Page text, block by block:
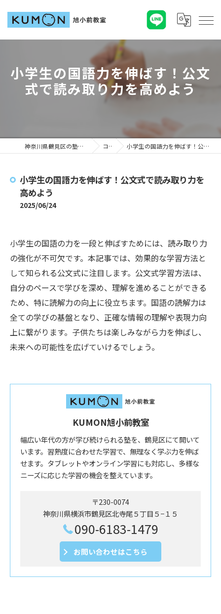
小学生の国語力を伸ばす！公文
式で読み取り力を高めよう
神奈川県鶴見区の塾ならKUMON旭小前教室 コラム 小学生の国語力を伸ばす！公文式で読み取り力を高めよう
小学生の国語力を伸ばす！公文式で読み取り力を
高めよう
2025/06/24
小学生の国語の力を一段と伸ばすためには、読み取り力
の強化が不可欠です。本記事では、効果的な学習方法と
して知られる公文式に注目します。公文式学習方法は、
自分のペースで学びを深め、理解を進めることができる
ため、特に読解力の向上に役立ちます。国語の読解力は
全ての学びの基盤となり、正確な情報の理解や表現力向
上に繋がります。子供たちは楽しみながら力を伸ばし、
未来への可能性を広げていけるでしょう。
KUMON旭小前教室
幅広い年代の方が学び続けられる塾を、鶴見区にて開いて
います。習熟度に合わせた学習で、無理なく学ぶ力を伸ば
せます。タブレットやオンライン学習にも対応し、多様な
ニーズに応じた学習の機会を整えています。
〒230-0074
神奈川県横浜市鶴見区北寺尾５丁目５−１５
090-6183-1479
お問い合わせはこちら